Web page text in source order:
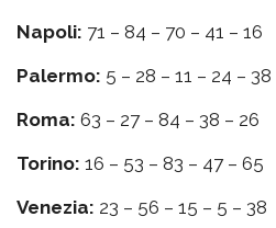
Napoli: 71 – 84 – 70 – 41 – 16
Palermo: 5 – 28 – 11 – 24 – 38
Roma: 63 – 27 – 84 – 38 – 26
Torino: 16 – 53 – 83 – 47 – 65
Venezia: 23 – 56 – 15 – 5 – 38